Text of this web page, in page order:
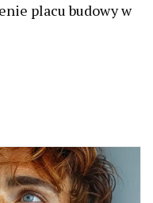
placu budowy w